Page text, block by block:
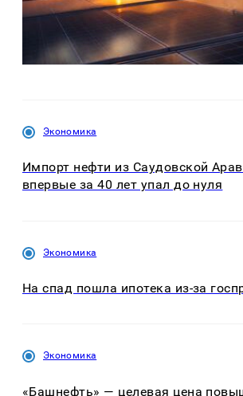
Экономика
Импорт нефти из Саудовской
впервые за 40 лет упал до нуля
Экономика
На спад пошла ипотека из-за
Экономика
«Башнефть» — целевая цена